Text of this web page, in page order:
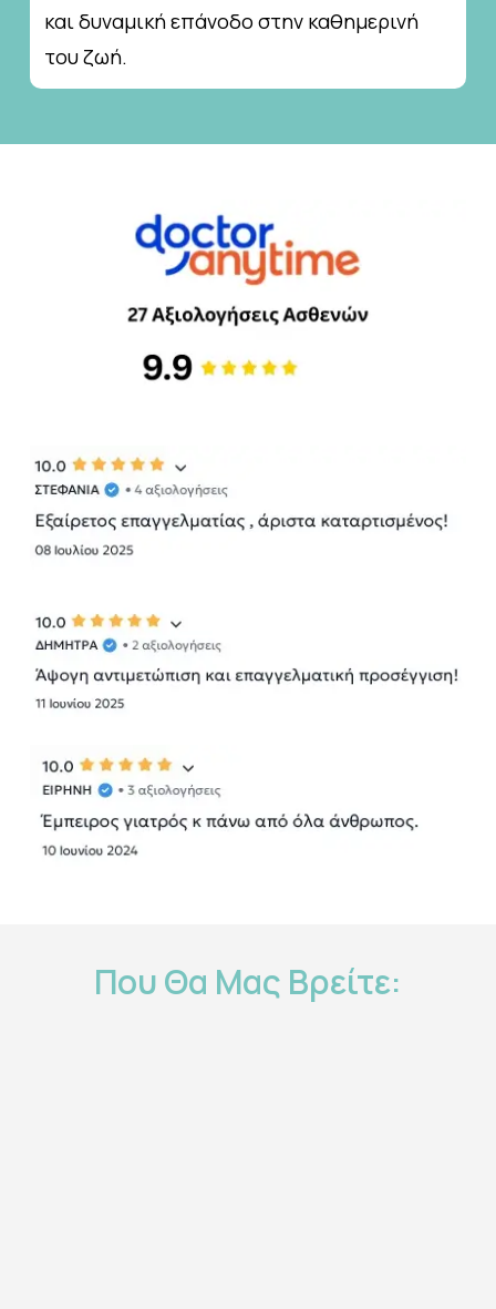
και δυναμική επάνοδο στην καθημερινή
του ζωή.
ΠουΘα Μας Βρείτε: